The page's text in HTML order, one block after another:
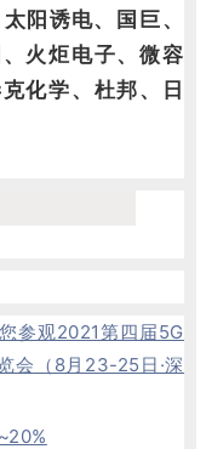
太阳诱电、 国巨、
火炬电子、微容
化学、杜邦、日
参观2021第四届5G
会（8月23-25日·深